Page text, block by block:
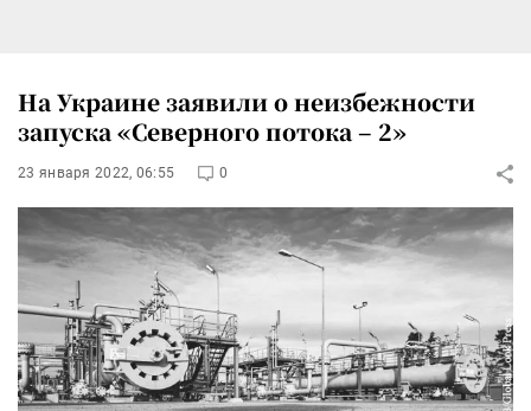
На Украине заявили о неизбежности
запуска «Северного потока – 2»
23 января 2022, 06:55 0